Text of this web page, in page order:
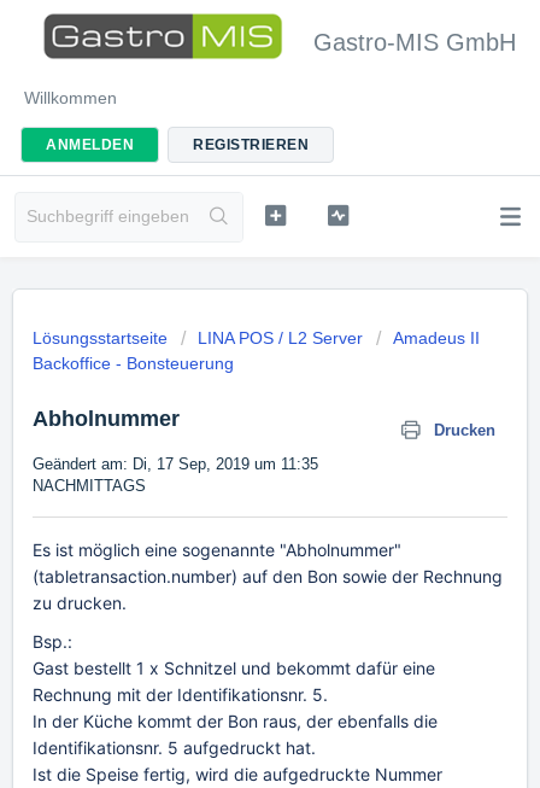
Gastro-MIS GmbH
Willkommen
ANMELDEN REGISTRIEREN
Lösungsstartseite LINA POS / L2 Server
Amadeus II
Backoffice - Bonsteuerung
Abholnummer
Drucken
Geändert am: Di, 17 Sep, 2019 um 11:35
NACHMITTAGS
Es ist möglich eine sogenannte "Abholnummer"
(tabletransaction.number) auf den Bon sowie der Rechnung
zu drucken.
Bsp.:
Gast bestellt 1 x Schnitzel und bekommt dafür eine
Rechnung mit der Identifikationsnr. 5.
In der Küche kommt der Bon raus, der ebenfalls die
Identifikationsnr. 5 aufgedruckt hat.
Ist die Speise fertig, wird die aufgedruckte Nummer